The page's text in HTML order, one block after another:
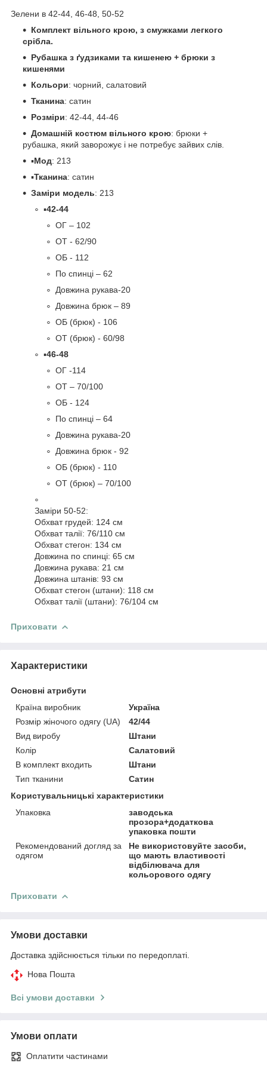
Зелени в 42-44, 46-48, 50-52
Комплект вільного крою, з смужками легкого
срібла.
Рубашка з ґудзиками та кишенею + брюки з
кишенями
Кольори: чорний, салатовий
Тканина: сатин
Розміри: 42-44, 44-46
Домашній костюм вільного крою: брюки +
рубашка, який заворожує і не потребує зайвих слів.
▪️Мод: 213
▪️Тканина: сатин
Заміри модель: 213
▪️42-44
ОГ – 102
ОТ - 62/90
ОБ - 112
По спинці – 62
Довжина рукава-20
Довжина брюк – 89
ОБ (брюк) - 106
ОТ (брюк) - 60/98
▪️46-48
ОГ -114
ОТ – 70/100
ОБ - 124
По спинці – 64
Довжина рукава-20
Довжина брюк - 92
ОБ (брюк) - 110
ОТ (брюк) – 70/100
Заміри 50-52:
Обхват грудей: 124 см
Обхват талії: 76/110 см
Обхват стегон: 134 см
Довжина по спинці: 65 см
Довжина рукава: 21 см
Довжина штанів: 93 см
Обхват стегон (штани): 118 см
Обхват талії (штани): 76/104 см
Приховати
Характеристики
Основні атрибути
Країна виробник
Україна
Розмір жіночого одягу (UA)
42/44
Вид виробу
Штани
Колір
Салатовий
В комплект входить
Штани
Тип тканини
Сатин
Користувальницькі характеристики
Упаковка
заводська
прозора+додаткова
упаковка пошти
Рекомендований догляд за
одягом
Не використовуйте засоби,
що мають властивості
відбілювача для
кольорового одягу
Приховати
Умови доставки
Доставка здійснюється тільки по передоплаті.
Нова Пошта
Всі умови доставки
Умови оплати
Оплатити частинами